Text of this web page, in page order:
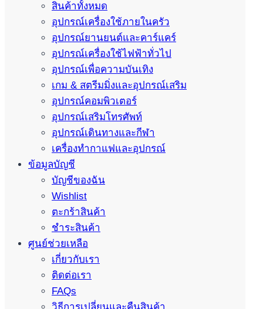
สินค้าทั้งหมด
อุปกรณ์เครื่องใช้ภายในครัว
อุปกรณ์ยานยนต์และคาร์แคร์
อุปกรณ์เครื่องใช้ไฟฟ้าทั่วไป
อุปกรณ์เพื่อความบันเทิง
เกม & สตรีมมิ่งและอุปกรณ์เสริม
อุปกรณ์คอมพิวเตอร์
อุปกรณ์เสริมโทรศัพท์
อุปกรณ์เดินทางและกีฬา
เครื่องทำกาแฟและอุปกรณ์
ข้อมูลบัญชี
บัญชีของฉัน
Wishlist
ตะกร้าสินค้า
ชำระสินค้า
ศูนย์ช่วยเหลือ
เกี่ยวกับเรา
ติดต่อเรา
FAQs